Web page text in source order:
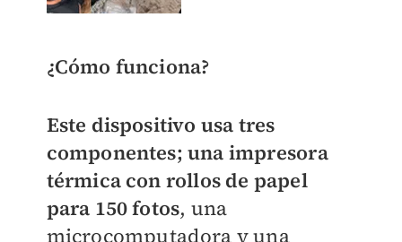
¿Cómo funciona?
Este dispositivo usa tres
componentes; una impresora
térmica con rollos de papel
para 150 fotos, una
microcomputadora y una